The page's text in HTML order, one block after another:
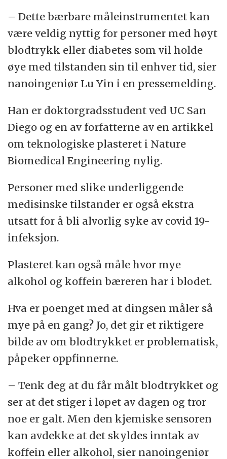
– Dette bærbare måleinstrumentet kan
være veldig nyttig for personer med høyt
blodtrykk eller diabetes som vil holde
øye med tilstanden sin til enhver tid, sier
nanoingeniør Lu Yin i en pressemelding.
Han er doktorgradsstudent ved UC San
Diego og en av forfatterne av en artikkel
om teknologiske plasteret i Nature
Biomedical Engineering nylig.
Personer med slike underliggende
medisinske tilstander er også ekstra
utsatt for å bli alvorlig syke av covid 19-
infeksjon.
Plasteret kan også måle hvor mye
alkohol og koffein bæreren har i blodet.
Hva er poenget med at dingsen måler så
mye på en gang? Jo, det gir et riktigere
bilde av om blodtrykket er problematisk,
påpeker oppfinnerne.
– Tenk deg at du får målt blodtrykket og
ser at det stiger i løpet av dagen og tror
noe er galt. Men den kjemiske sensoren
kan avdekke at det skyldes inntak av
koffein eller alkohol, sier nanoingeniør